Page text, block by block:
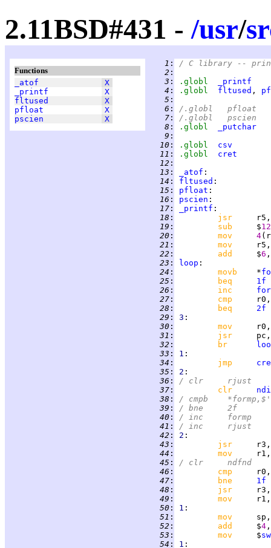
2.11BSD#431 -/usr/
Functions
_atof
X
_printf
X
fltused
X
pfloat
X
pscien
X
   1
:
/ C library --
   2
:
   3
: .globl
_printf
   4
: .globl fltused ,
   5
:
   6
:
/.globl	pfloat
   7
:
/.globl	pscien
   8
: .globl
_putchar
   9
:
  10
: .globl csv
  11
: .globl cret
  12
:
  13
: _atof
  14
: fltused
  15
: pfloat
  16
: pscien
  17
: _printf
  18
: jsr
r5,
  19
: sub $
  20
: mov 4
  21
:
mov
  22
: add $6
  23
: loop
  24
: movb *
  25
: beq 1f
  26
: inc
  27
: cmp
  28
: beq 2f
  29
: 3
  30
:
mov
  31
: jsr
  32
: br
  33
: 1
  34
: jmp
  35
: 2
  36
:
/	clr	rjust
  37
: clr
  38
:
/	cmpb
  39
:
/	bne	2f
  40
:
/	inc	formp
  41
:
/	inc	rjust
  42
: 2
  43
: jsr
r3,
  44
: mov
r1,
  45
:
/	clr	ndfnd
  46
: cmp
  47
: bne 1f
  48
: jsr
r3,
  49
: mov
r1,
  50
: 1
  51
:
mov
  52
: add $4
  53
: mov $
  54
: 1